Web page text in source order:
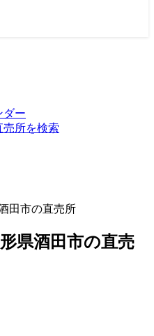
ダー
売所を検索
田市の直売所
県酒田市の直売